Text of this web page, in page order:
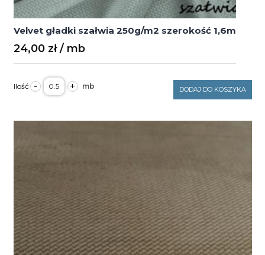
Velvet gładki szałwia 250g/m2 szerokość 1,6m
24,00 zł
- ilość
Velvet
gładki
+ DODAJ DO KOSZYKA